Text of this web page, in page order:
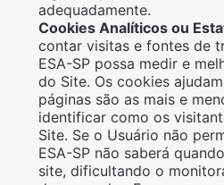
adequadamente.
Cookies Analíticos ou
contar visitas e fontes de
ESA-SP possa medir e
do Site. Os cookies
páginas são as mais e
identificar como os
Site. Se o Usuário não
ESA-SP não saberá
site, dificultando o